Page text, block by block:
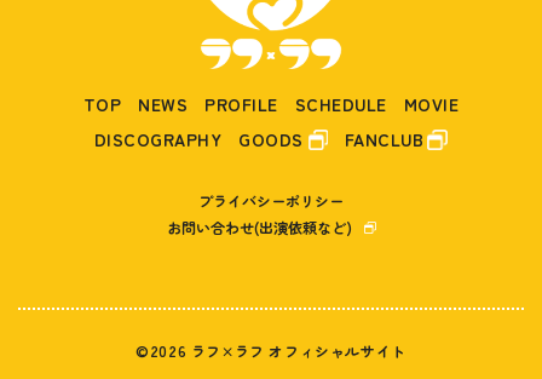
TOP NEWS PROFILE SCHEDULE
MOVIE
DISCOGRAPHY
GOODS FANCLUB
プライバシーポリシー
お問い合わせ(出演依頼など)
©2026 ラフ×ラフ オフィシャルサイト